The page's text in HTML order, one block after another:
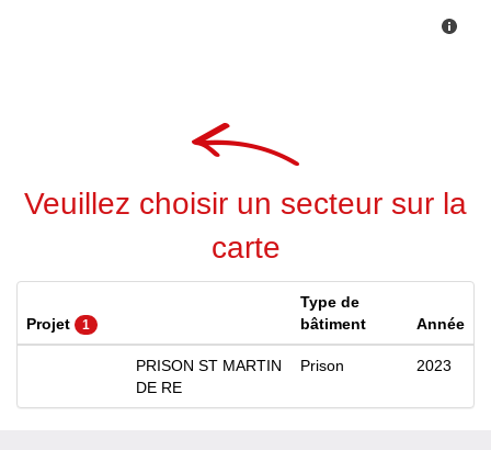
Veuillez choisir un secteur sur la
carte
Projet 1
Type de
bâtiment
Année
PRISON ST MARTIN
DE RE
Prison 2023